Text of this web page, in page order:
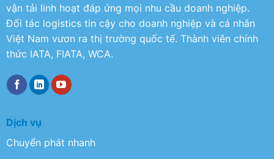
vận tải linh hoạt đáp ứng mọi nhu cầu doanh nghiệp.
Đối tác logistics tin cậy cho doanh nghiệp và cá nhân
Việt Nam vươn ra thị trường quốc tế. Thành viên chính
thức IATA, FIATA, WCA.
Dịch vụ
Chuyển phát nhanh